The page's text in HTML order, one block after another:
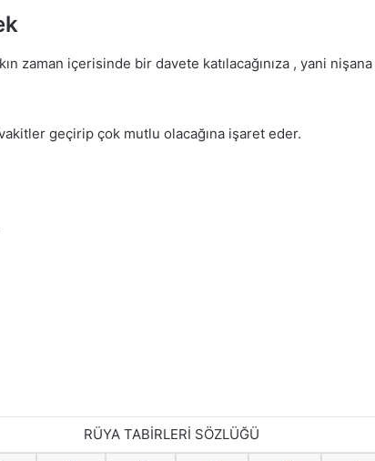
zaman içerisinde bir davete katılacağınıza , yani
geçirip çok mutlu olacağına işaret eder.
RÜYA TABİRLERİ SÖZLÜĞÜ